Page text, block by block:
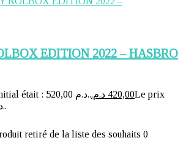
EDITION 2022 – HASBRO
Le prix initial était : 520,00 د.م.. 420,00 د.م.
Le prix
actuel est : 420,00 د.م..
retiré de la liste des souhaits 0